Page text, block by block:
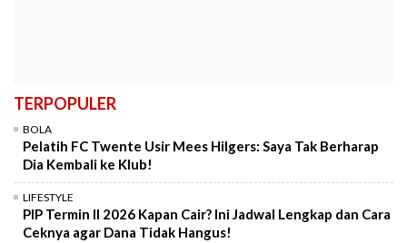
TERPOPULER
BOLA
Pelatih FC Twente Usir Mees Hilgers: Saya Tak Berharap
Dia Kembali ke Klub!
LIFESTYLE
PIP Termin II 2026 Kapan Cair? Ini Jadwal Lengkap dan Cara
Ceknya agar Dana Tidak Hangus!